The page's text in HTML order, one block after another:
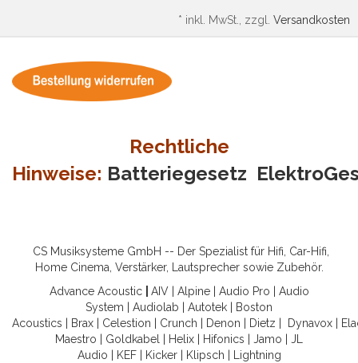
* inkl. MwSt., zzgl. Versandkosten
Rechtliche
Hinweise: Batteriegesetz
CS Musiksysteme GmbH -- Der Spezialist für Hifi, Car-Hifi,
Home Cinema, Verstärker, Lautsprecher sowie Zubehör.
Advance Acoustic
AIV| Alpine| Audio Pro
Audio
System
Audiolab Autotek
Boston
Acoustics
Brax Celestion Crunch Denon Dietz Dynavox
Maestro
Goldkabel Helix Hifonics Jamo
JL
Audio
KEF| Kicker| Klipsch
Lightning